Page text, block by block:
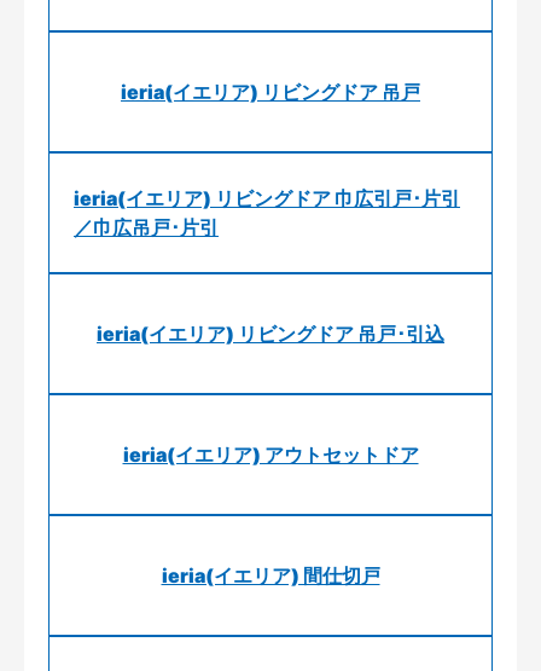
ieria(イエリア) リビングドア 吊戸
ieria(イエリア) リビングドア 巾広引戸･片引
／巾広吊戸･片引
ieria(イエリア) リビングドア 吊戸･引込
ieria(イエリア) アウトセットドア
ieria(イエリア) 間仕切戸